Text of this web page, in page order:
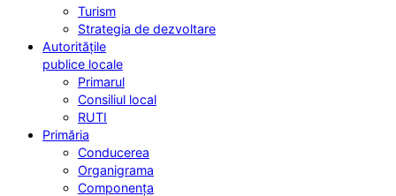
Turism
Strategia de dezvoltare
Autoritățile
publice locale
Primarul
Consiliul local
RUTI
Primăria
Conducerea
Organigrama
Componența